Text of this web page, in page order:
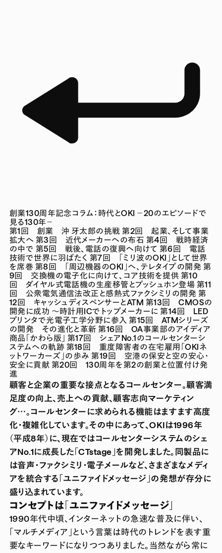
創業130周年記念コラム：時代とOKI －20のエピソードで
見る130年－
第1回 創業 沖 牙太郎の挑戦 第2回 起業、そして事業
拡大へ 第3回 近代メーカーへの布石 第4回 戦時経済
の中で 第5回 戦後、電話の復興へ向けて 第6回 電話
技術で世界に羽ばたく 第7回 「ミリ波のOKI」として世界
を席巻 第8回 「周辺機器のOKI」へ、テレタイプの開発 第
9回 交換機の電子化に向けて、コア技術を提供 第10
回 ダイヤル式電話機の生産移管とプッシュホン登場 第11
回 公衆電気通信法改正と感熱式ファクシミリの開発 第
12回 キャッシュディスペンサーとATM 第13回 CMOSの
開発に成功 ～時計用ICでトップメーカーに 第14回 LED
プリンタで光電子工学分野に参入 第15回 ATMシリーズ
の開発 その進化と革新 第16回 OA事業部のアイディア
商品「かわら版」 第17回 シェアNo.1のコールセンターシ
ステムへの軌跡 第18回 重度障害者の在宅雇用「OKIネ
ットワーカーズ」の歩み 第19回 空港の保安と空の安心・
安全に貢献 第20回 130周年を第2の創業と位置付け発
進
顧客と企業の重要な接点となるコールセンター。顧客満
足度の向上、売上への貢献、顧客志向マーケティン
グ…。コールセンターに求められる機能はますます高度
化・複雑化しています。その中にあって、OKIは1996年
（平成8年）に、現在ではコールセンターシステムのシェ
アNo.1に成長した「CTstage」を開発しました。同製品に
は音声・ファクシミリ・電子メールなど、さまざまなメディ
アを統合する「ユニファイドメッセージ」の発想が存分に
盛り込まれています。
コンセプトは「ユニファイドメッセージ」
1990年代中頃、インターネットの急速な普及に伴い、
「マルチメディア」という言葉は時代のトレンドを表す重
要なキーワードになりつつありました。当然ながら常に